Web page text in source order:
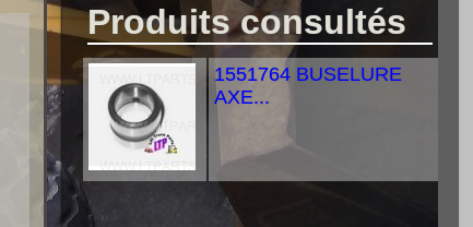
Produits consultés
1551764 BUSELURE
AXE...